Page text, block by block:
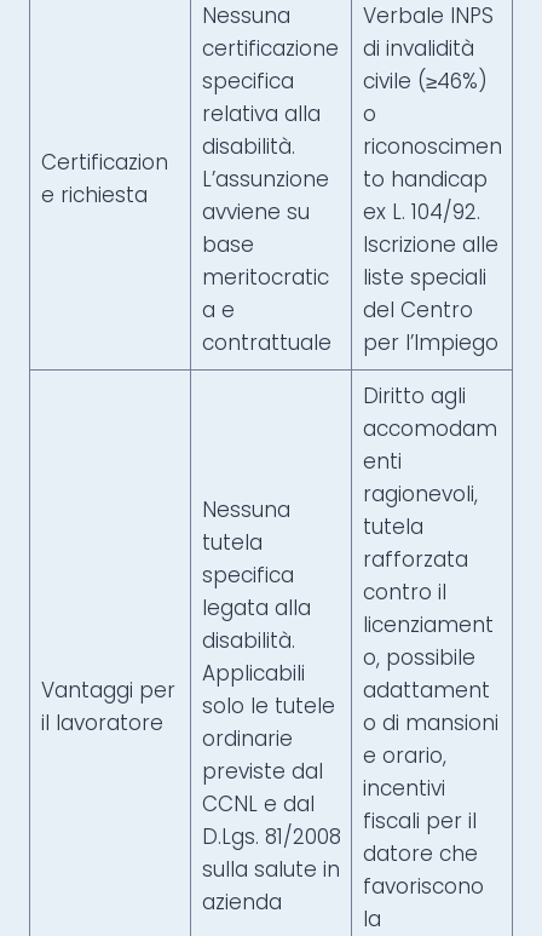
Certificazion
e richiesta
Nessuna
certificazione
specifica
relativa alla
disabilità.
L’assunzione
avviene su
base
meritocratic
a e
contrattuale
Verbale INPS
di invalidità
civile (≥46%)
o
riconoscimen
to handicap
ex L. 104/92.
Iscrizione alle
liste speciali
del Centro
per l’Impiego
Vantaggi per
il lavoratore
Nessuna
tutela
specifica
legata alla
disabilità.
Applicabili
solo le tutele
ordinarie
previste dal
CCNL e dal
D.Lgs. 81/2008
sulla salute in
azienda
Diritto agli
accomodam
enti
ragionevoli,
tutela
rafforzata
contro il
licenziament
o, possibile
adattament
o di mansioni
e orario,
incentivi
fiscali per il
datore che
favoriscono
la